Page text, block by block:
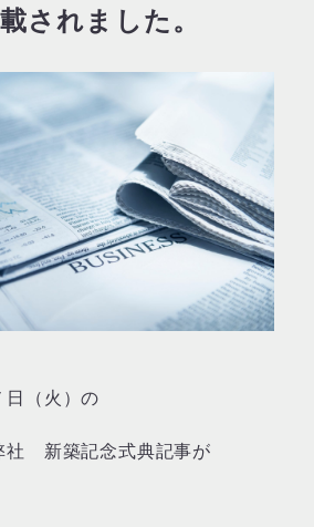
されました。
日（火）の
社 新築記念式典記事が